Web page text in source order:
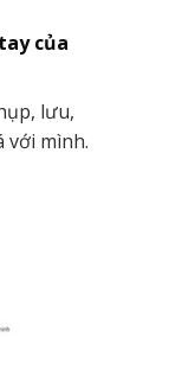
của
lưu,
với mình.